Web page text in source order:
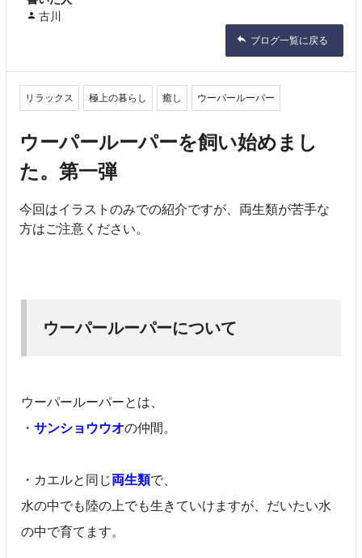
古川
ブログ一覧に戻る
リラックス 極上の暮らし 癒し ウーパールーパー
ウーパールーパーを飼い始めまし
た。第一弾
今回はイラストのみでの紹介ですが、両生類が苦手な
方はご注意ください。
ウーパールーパーについて
ウーパールーパーとは、
・サンショウウオの仲間。
・カエルと同じ両生類で、
水の中でも陸の上でも生きていけますが、だいたい水
の中で育てます。